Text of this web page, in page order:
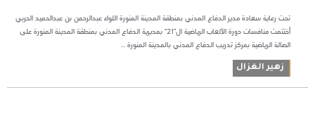
تحت رعاية سعادة مدير الدفاع المدني بمنطقة المدينة المنورة اللواء عبدالرحمن بن عبدالحميد الحربي
أختتمت منافسات دورة الألعاب الرياضية ال"٢١" بمديرية الدفاع المدني بمنطقة المدينة المنورة على
الصالة الرياضية بمركز تدريب الدفاع المدني بالمدينة المنورة ...
زهير الغزال